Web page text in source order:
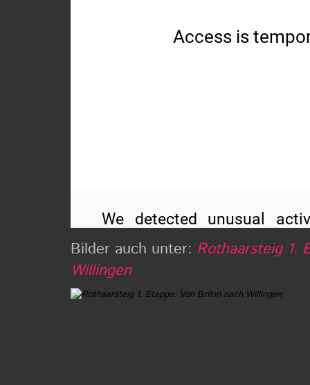
Bilder auch unter: Rothaarsteig 1.
Willingen